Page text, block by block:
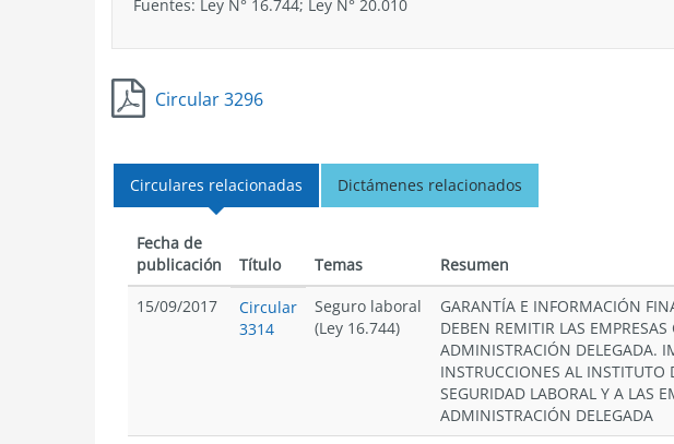
Fuentes: Ley N° 16.744; Ley N° 20.010
Circular 3296
Circulares relacionadas Dictámenes relacionados
Fecha de
publicación
Título Temas Resumen
15/09/2017
Circular
3314
Seguro laboral
(Ley 16.744)
GARANTÍA E INFORMACIÓN
DEBEN REMITIR LAS EMPRESAS
ADMINISTRACIÓN DELEGADA.
INSTRUCCIONES AL INSTITUTO
SEGURIDAD LABORAL Y A LAS
ADMINISTRACIÓN DELEGADA